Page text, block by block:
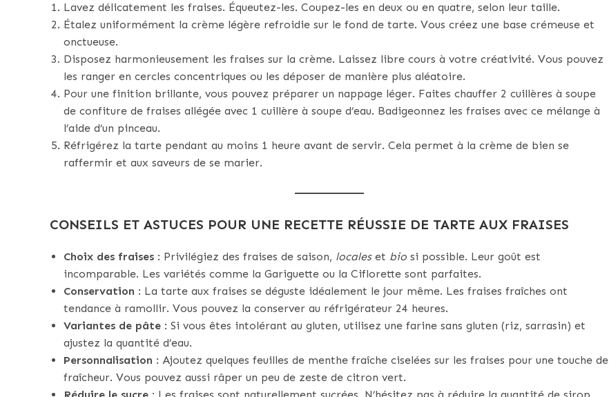
Lavez délicatement les fraises. Équeutez-les. Coupez-les en deux ou en quatre, selon leur taille.
Étalez uniformément la crème légère refroidie sur le fond de tarte. Vous créez une base crémeuse et
onctueuse.
Disposez harmonieusement les fraises sur la crème. Laissez libre cours à votre créativité. Vous pouvez
les ranger en cercles concentriques ou les déposer de manière plus aléatoire.
Pour une finition brillante, vous pouvez préparer un nappage léger. Faites chauffer 2 cuillères à soupe
de confiture de fraises allégée avec 1 cuillère à soupe d’eau. Badigeonnez les fraises avec ce mélange à
l’aide d’un pinceau.
Réfrigérez la tarte pendant au moins 1 heure avant de servir. Cela permet à la crème de bien se
raffermir et aux saveurs de se marier.
CONSEILS ET ASTUCES POUR UNE RECETTE RÉUSSIE DE TARTE AUX FRAISES
Choix des fraises : Privilégiez des fraises de saison, localeset bio si possible. Leur goût est
incomparable. Les variétés comme la Gariguette ou la Ciflorette sont parfaites.
Conservation : La tarte aux fraises se déguste idéalement le jour même. Les fraises fraîches ont
tendance à ramollir. Vous pouvez la conserver au réfrigérateur 24 heures.
Variantes de pâte : Si vous êtes intolérant au gluten, utilisez une farine sans gluten (riz, sarrasin) et
ajustez la quantité d’eau.
Personnalisation : Ajoutez quelques feuilles de menthe fraîche ciselées sur les fraises pour une touche de
fraîcheur. Vous pouvez aussi râper un peu de zeste de citron vert.